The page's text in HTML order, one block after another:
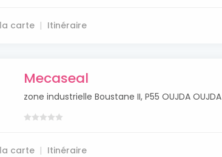
carte Itinéraire
Mecaseal
zone industrielle Boustane II, P55 OUJDA OUJDA
carte Itinéraire